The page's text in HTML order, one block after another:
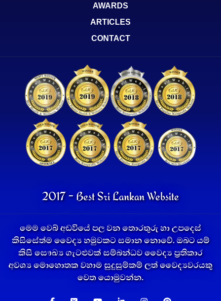
AWARDS
ARTICLES
CONTACT
2017 - Best Sri Lankan Website
මෙම වෙබ් අඩවියේ පල වන තොරතුරු හා උපදෙස්
කිසිසේත්ම වෛද්‍ය හමුවකට සමාන නොවේ. ඔබට යම්
කිසි සෞඛ්‍ය ගැටළුවක් සම්බන්ධව වෛද්‍ය ප්‍රතිකාර
අවශ්‍ය මොහොතක වහාම සුදුසුම්කම් ලත් වෛද්‍යවරයකු
වෙත යොමුවන්න.